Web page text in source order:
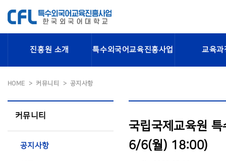
진흥원 소개 특수외국어교육진흥사업 교육과
HOME 커뮤니티 공지사항
커뮤니티
공지사항
국립국제교육원
6/6(월) 18:00)